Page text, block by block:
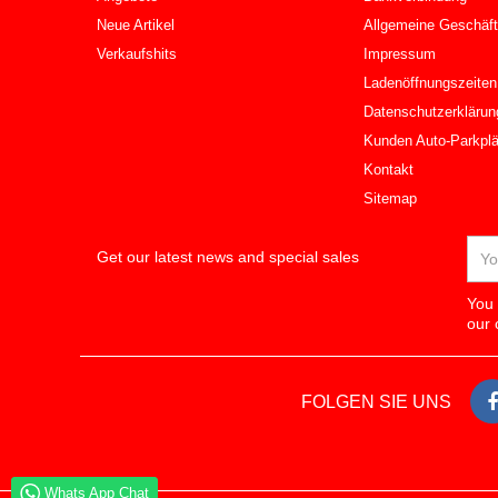
Neue Artikel
Verkaufshits
Allgemeine
Impressum
Ladenöffnungszeiten
Kunden Auto-
Kontakt
Sitemap
Get our latest news and special sales
our
FOLGEN SIE UNS
Whats App Chat
Whats App Chat